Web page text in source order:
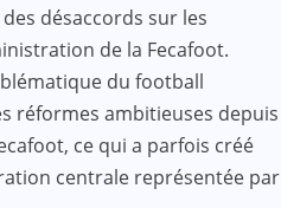
désaccords sur les
de la Fecafoot.
du football
réformes ambitieuses depuis
ce qui a parfois créé
centrale représentée par